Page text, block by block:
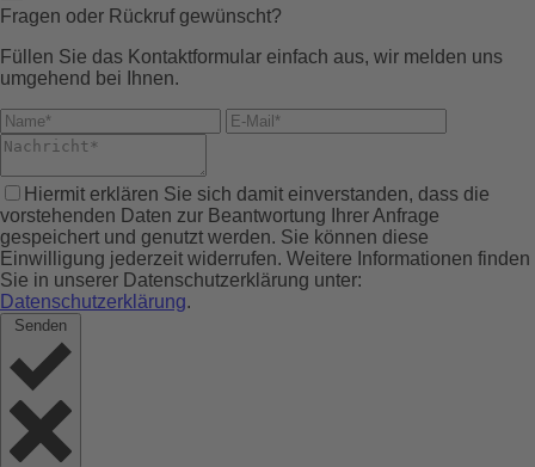
Fragen oder Rückruf gewünscht?
Füllen Sie das Kontaktformular einfach aus, wir melden uns
umgehend bei Ihnen.
Hiermit erklären Sie sich damit einverstanden, dass die
vorstehenden Daten zur Beantwortung Ihrer Anfrage
gespeichert und genutzt werden. Sie können diese
Einwilligung jederzeit widerrufen. Weitere Informationen finden
Sie in unserer Datenschutzerklärung unter:
Datenschutzerklärung.
Senden